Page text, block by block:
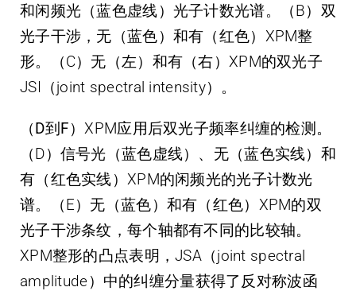
和闲频光（蓝色虚线）光子计数光谱。（B）双
光子干涉，无（蓝色）和有（红色）XPM整
形。（C）无（左）和有（右）XPM的双光子
JSI（joint spectral intensity）。
（D到F） XPM应用后双光子频率纠缠的检测。
（D）信号光（蓝色虚线）、无（蓝色实线）和
有（红色实线）XPM的闲频光的光子计数光
谱。（E）无（蓝色）和有（红色）XPM的双
光子干涉条纹，每个轴都有不同的比较轴。
XPM整形的凸点表明，JSA（joint spectral
amplitude）中的纠缠分量获得了反对称波函